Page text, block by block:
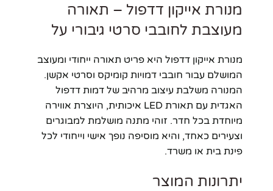
מנורת אייקון דדפול – תאורה
מעוצבת לחובבי סרטי גיבורי על
מנורת אייקון דדפול היא פריט תאורה ייחודי ומעוצב
המושלם עבור חובבי דמויות קומיקס וסרטי אקשן.
המנורה משלבת עיצוב מרהיב של דמות דדפול
האגדית עם תאורת LED איכותית, היוצרת אווירה
מיוחדת בכל חדר. זוהי מתנה מושלמת למבוגרים
וצעירים כאחד, והיא מוסיפה נופך אישי וייחודי לכל
פינת בית או משרד.
יתרונות המוצר